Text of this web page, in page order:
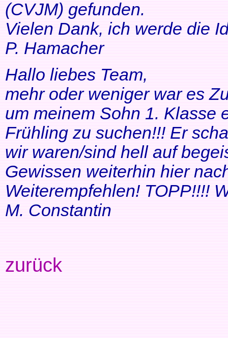
(CVJM) gefunden.
Vielen Dank, ich werde die
P. Hamacher
Hallo liebes Team,
mehr oder weniger war es
um meinem Sohn 1. Klasse
Frühling zu suchen!!! Er
wir waren/sind hell auf
Gewissen weiterhin hier
Weiterempfehlen! TOPP!!!!
M. Constantin
zurück